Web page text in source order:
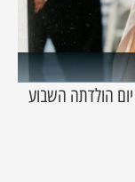
הולדתה השבוע